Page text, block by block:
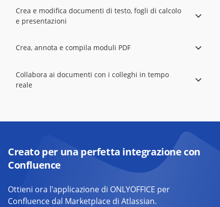
Crea e modifica documenti di testo, fogli di calcolo
e presentazioni
Crea, annota e compila moduli PDF
Collabora ai documenti con i colleghi in tempo
reale
Creato per una perfetta integrazione con
Confluence
Ottieni ora l'applicazione di ONLYOFFICE per
Confluence dal Marketplace di Atlassian.